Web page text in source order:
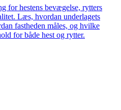
for hestens bevægelse, rytters
Læs, hvordan underlagets
fastheden måles, og hvilke
for både hest og rytter.